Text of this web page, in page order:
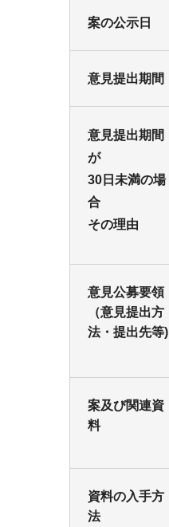
案の公示日
意見提出期間
意見提出期間
が
30日未満の場
合
その理由
意見公募要領
（意見提出方
法・提出先等)
案及び関連資
料
資料の入手方
法